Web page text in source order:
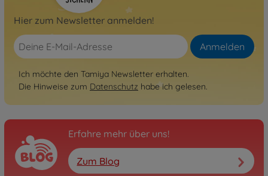
Hier zum Newsletter anmelden!
Anmelden
Ich möchte den Tamiya Newsletter erhalten.
Die Hinweise zum Datenschutz habe ich gelesen.
Erfahre mehr über uns!
Zum Blog